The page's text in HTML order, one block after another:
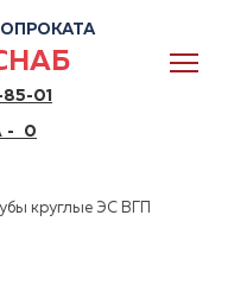
01
- 0
круглые ЭС ВГП